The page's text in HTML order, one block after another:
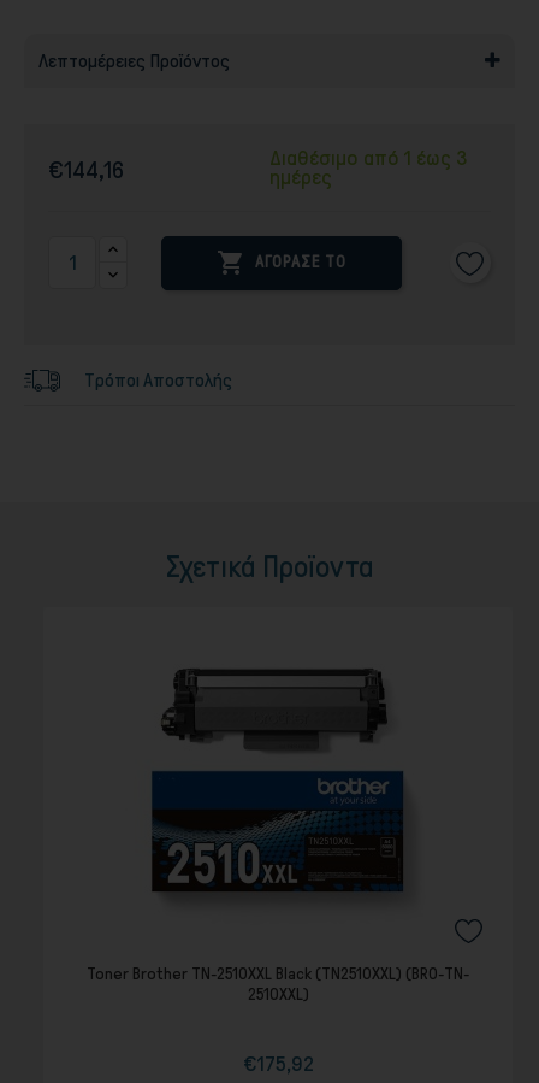
Λεπτομέρειες Προϊόντος
€144,16
Διαθέσιμο από 1 έως 3
ημέρες
 ΑΓΟΡΑΣΕ ΤΟ
Τρόποι Αποστολής
Σχετικά Προϊοντα
Toner Brother TN-2510XXL Black (TN2510XXL) (BRO-TN-
2510XXL)
Τιμή
€175,92